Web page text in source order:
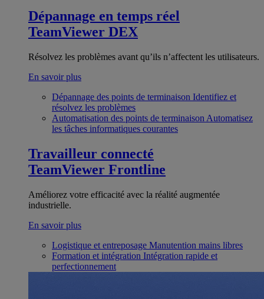
Dépannage en temps réel
TeamViewer DEX
Résolvez les problèmes avant qu’ils n’affectent les utilisateurs.
En savoir plus
Dépannage des points de terminaison Identifiez et
résolvez les problèmes
Automatisation des points de terminaison Automatisez
les tâches informatiques courantes
Travailleur connecté
TeamViewer Frontline
Améliorez votre efficacité avec la réalité augmentée
industrielle.
En savoir plus
Logistique et entreposage Manutention mains libres
Formation et intégration Intégration rapide et
perfectionnement